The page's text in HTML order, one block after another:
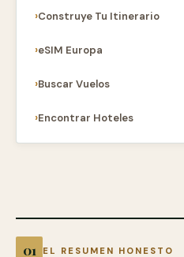
EL RESUMEN HONESTO
Construye Tu Itinerario
eSIM Europa
Buscar Vuelos
Encontrar Hoteles